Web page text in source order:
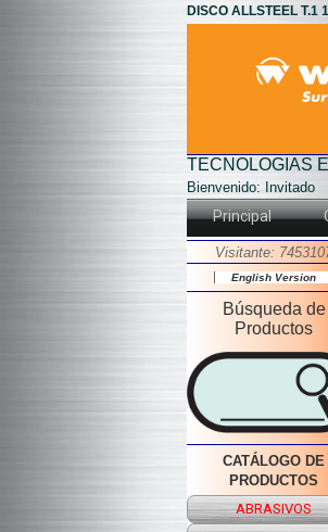
DISCO ALLSTEEL T.1
TECNOLOGIAS
Bienvenido: Invitado
Principal
Visitante:
English Version
Búsqueda de
Productos
CATÁLOGO DE
PRODUCTOS
ABRASIVOS